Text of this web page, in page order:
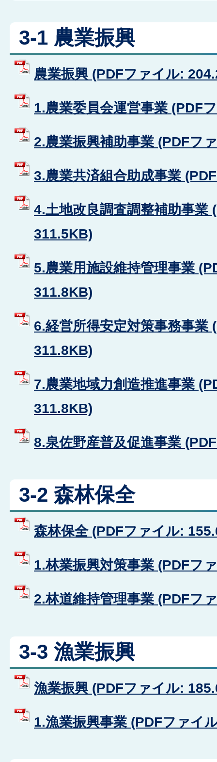
3-1 農業振興
農業振興 (PDFファイル:
1.農業委員会運営事業 (PDF
2.農業振興補助事業 (PDFフ
3.農業共済組合助成事業
4.土地改良調査調整補助事業
311.5KB)
5.農業用施設維持管理事業
311.8KB)
6.経営所得安定対策事務事業
311.8KB)
7.農業地域力創造推進事業
311.8KB)
8.泉佐野産普及促進事業
3-2 森林保全
森林保全 (PDFファイル:
1.林業振興対策事業 (PDFフ
2.林道維持管理事業 (PDFフ
3-3 漁業振興
漁業振興 (PDFファイル:
1.漁業振興事業 (PDFファイ